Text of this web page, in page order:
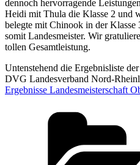
dennoch hervorragende
Heidi mit Thula die Klasse 2 und
belegte mit Chinook in der Klasse
somit Landesmeister. Wir
tollen Gesamtleistung.
Untenstehend die Ergebnisliste
DVG Landesverband Nord-
Ergebnisse Landesmeisterschaft